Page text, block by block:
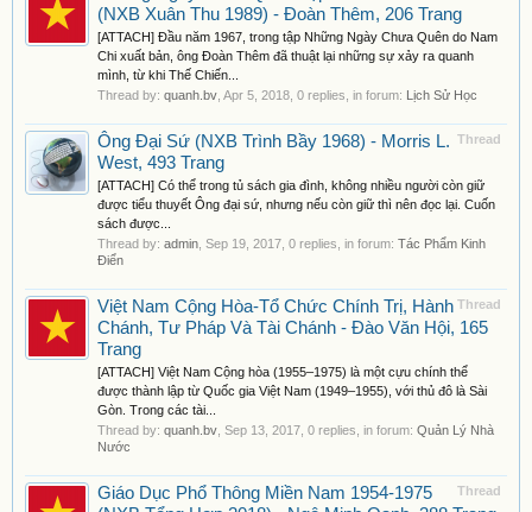
(NXB Xuân Thu 1989) - Đoàn Thêm, 206 Trang
[ATTACH] Đầu năm 1967, trong tập Những Ngày Chưa Quên do Nam
Chi xuất bản, ông Đoàn Thêm đã thuật lại những sự xảy ra quanh
mình, từ khi Thế Chiến...
Thread by: quanh.bv Apr 5, 2018 , 0 replies, in forum: Lịch Sử Học
Thread
Ông Đại Sứ (NXB Trình Bầy 1968) - Morris L.
West, 493 Trang
[ATTACH] Có thể trong tủ sách gia đình, không nhiều người còn giữ
được tiểu thuyết Ông đại sứ, nhưng nếu còn giữ thì nên đọc lại. Cuốn
sách được...
Thread by: admin Sep 19, 2017 , 0 replies, in forum: Tác Phẩm Kinh
Điển
Thread
Việt Nam Cộng Hòa-Tổ Chức Chính Trị, Hành
Chánh, Tư Pháp Và Tài Chánh - Đào Văn Hội, 165
Trang
[ATTACH] Việt Nam Cộng hòa (1955–1975) là một cựu chính thể
được thành lập từ Quốc gia Việt Nam (1949–1955), với thủ đô là Sài
Gòn. Trong các tài...
Thread by: quanh.bv Sep 13, 2017 , 0 replies, in forum: Quản Lý Nhà
Nước
Thread
Giáo Dục Phổ Thông Miền Nam 1954-1975